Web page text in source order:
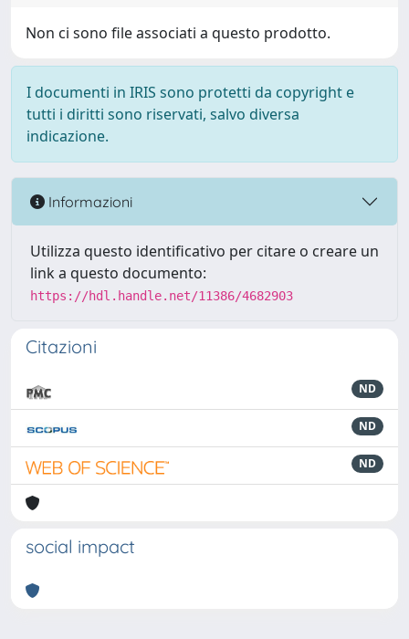
Non ci sono file associati a questo prodotto.
I documenti in IRIS sono protetti da copyright e
tutti i diritti sono riservati, salvo diversa
indicazione.
Informazioni
Utilizza questo identificativo per citare o creare un
link a questo documento:
https://hdl.handle.net/11386/4682903
Citazioni
ND
ND
ND
social impact